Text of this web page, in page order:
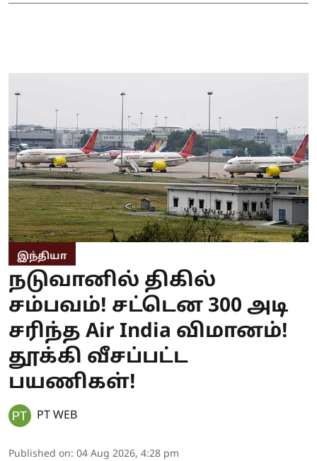
இந்தியா
நடுவானில் திகில்
சம்பவம்! சட்டென 300 அடி
சரிந்த Air India விமானம்!
தூக்கி வீசப்பட்ட
பயணிகள்!
PT WEB
Published on: 04 Aug 2026, 4:28 pm